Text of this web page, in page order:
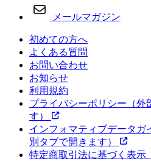
メールマガジン
初めての方へ
よくある質問
お問い合わせ
お知らせ
利用規約
プライバシーポリシー （
す）
インフォマティブデータガ
別タブで開きます）
特定商取引法に基づく表示